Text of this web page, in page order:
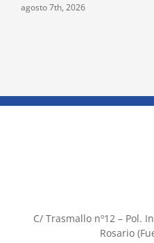
agosto 7th, 2026
C/ Trasmallo nº12 – Pol.
Rosario